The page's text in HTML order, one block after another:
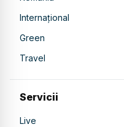
Internațional
Green
Travel
Servicii
Live